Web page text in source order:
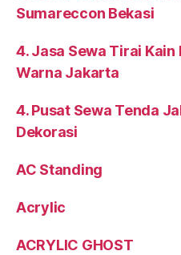
Sumareccon Bekasi
4. Jasa Sewa Tirai
Warna Jakarta
4. Pusat Sewa Tenda
Dekorasi
AC Standing
Acrylic
ACRYLIC GHOST